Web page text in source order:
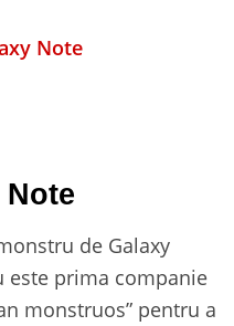
Note
de Galaxy
este prima companie
monstruos” pentru a